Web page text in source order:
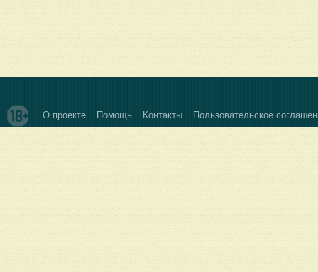
О проекте Помощь Контакты Пользовательское